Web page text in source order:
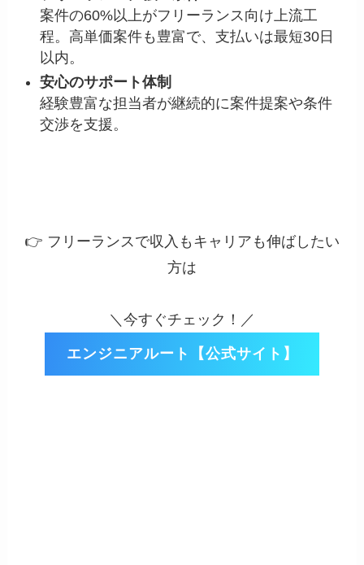
案件の60%以上がフリーランス向け上流工
程。高単価案件も豊富で、支払いは最短30日
以内。
安心のサポート体制
経験豊富な担当者が継続的に案件提案や条件
交渉を支援。
👉 フリーランスで収入もキャリアも伸ばしたい
方は
＼今すぐチェック！／
エンジニアルート【公式サイト】